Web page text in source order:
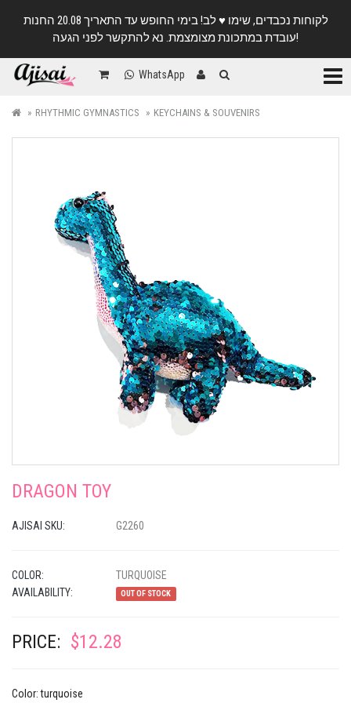
לקוחות נכבדים, שימו ♥️ לב! בימי החופש עד התאריך 20.08 החנות
עובדת במתכונת מצומצמת. נא להתקשר לפני הגעה!
WhatsApp
RHYTHMIC GYMNASTICS KEYCHAINS & SOUVENIRS
DRAGON TOY
AJISAI SKU: G2260
COLOR:
TURQUOISE
AVAILABILITY:
OUT OF STOCK
PRICE: $12.28
Color: turquoise